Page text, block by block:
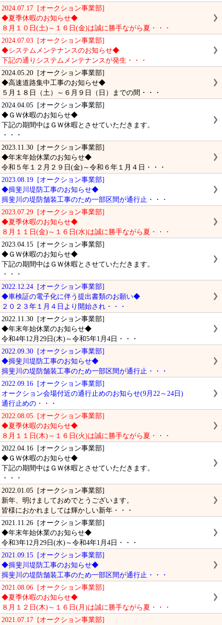
2024.07.17 [オークション事業部]
◆夏季休暇のお知らせ◆
８月１０日(土)～１６日(金)は誠に勝手ながら夏・・・
2024.07.03 [オークション事業部]
◆システムメンテナンスのお知らせ◆
下記の通りシステムメンテナンスが発生・・・
2024.05.20 [オークション事業部]
◆高速道路集中工事のお知らせ◆
５月１８日（土）～６月９日（日）までの間・・・
2024.04.05 [オークション事業部]
◆ＧＷ休暇のお知らせ◆
下記の期間中はＧＷ休暇とさせていただきます。
・・・
2023.11.30 [オークション事業部]
◆年末年始休業のお知らせ◆
令和５年１２月２９日(金)～令和６年１月４日・・・
2023.08.19 [オークション事業部]
◆揖斐川堤防工事のお知らせ◆
揖斐川の堤防舗装工事のため一部区間が通行止・・・
2023.07.29 [オークション事業部]
◆夏季休暇のお知らせ◆
８月１１日(金)～１６日(水)は誠に勝手ながら夏・・・
2023.04.15 [オークション事業部]
◆ＧＷ休暇のお知らせ◆
下記の期間中はＧＷ休暇とさせていただきます。
・・・
2022.12.24 [オークション事業部]
◆車検証の電子化に伴う提出書類のお願い◆
２０２３年１月４日より開始され・・・
2022.11.30 [オークション事業部]
◆年末年始休業のお知らせ◆
令和4年12月29日(木)～令和5年1月4日・・・
2022.09.30 [オークション事業部]
◆揖斐川堤防工事のお知らせ◆
揖斐川の堤防舗装工事のため一部区間が通行止・・・
2022.09.16 [オークション事業部]
オークション会場付近の通行止めのお知らせ(9月22～24日)
通行止めの・・・
2022.08.05 [オークション事業部]
◆夏季休暇のお知らせ◆
８月１１日(木)～１６日(火)は誠に勝手ながら夏・・・
2022.04.16 [オークション事業部]
◆ＧＷ休暇のお知らせ◆
下記の期間中はＧＷ休暇とさせていただきます。
・・・
2022.01.05 [オークション事業部]
新年、明けましておめでとうございます。
皆様におかれましては輝かしい新年・・・
2021.11.26 [オークション事業部]
◆年末年始休業のお知らせ◆
令和3年12月29日(水)～令和4年1月4日・・・
2021.09.15 [オークション事業部]
◆揖斐川堤防工事のお知らせ◆
揖斐川の堤防舗装工事のため一部区間が通行止・・・
2021.08.06 [オークション事業部]
◆夏季休暇のお知らせ◆
８月１２日(木)～１６日(月)は誠に勝手ながら夏・・・
2021.07.17 [オークション事業部]